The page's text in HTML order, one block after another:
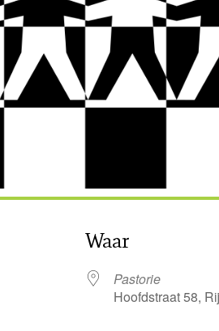
Waar
Pastorie
Hoofdstraat 58,